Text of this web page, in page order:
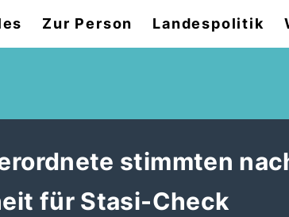
Zur Person Landespolitik
stimmten
für Stasi-Check